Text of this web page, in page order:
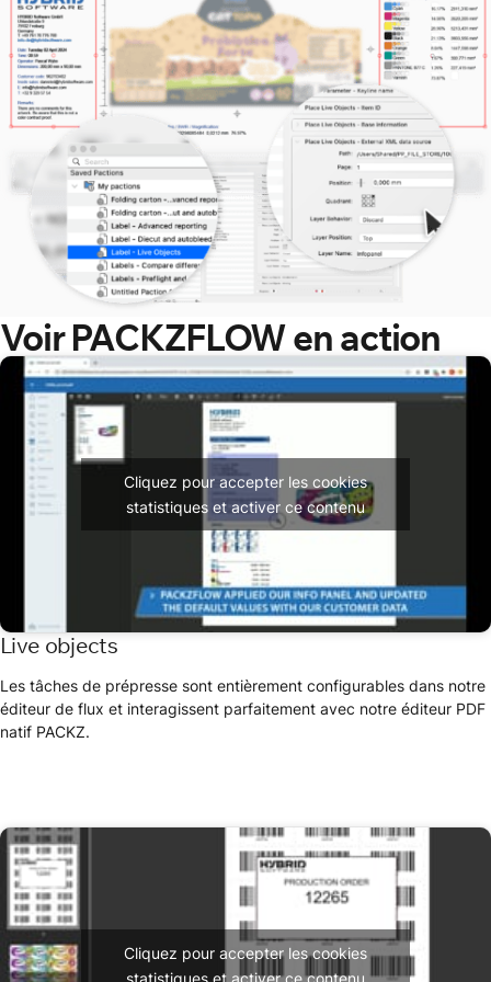
Voir PACKZFLOW en action
Live objects
Les tâches de prépresse sont entièrement configurables dans notre
éditeur de flux et interagissent parfaitement avec notre éditeur PDF
natif PACKZ.
Cliquez pour accepter les cookies
statistiques et activer ce contenu
Cliquez pour accepter les cookies